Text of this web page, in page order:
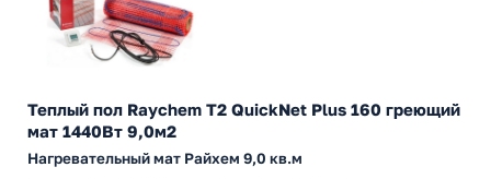
Теплый пол Raychem T2 QuickNet Plus 160 греющий
мат 1440Вт 9,0м2
Нагревательный мат Райхем 9,0 кв.м